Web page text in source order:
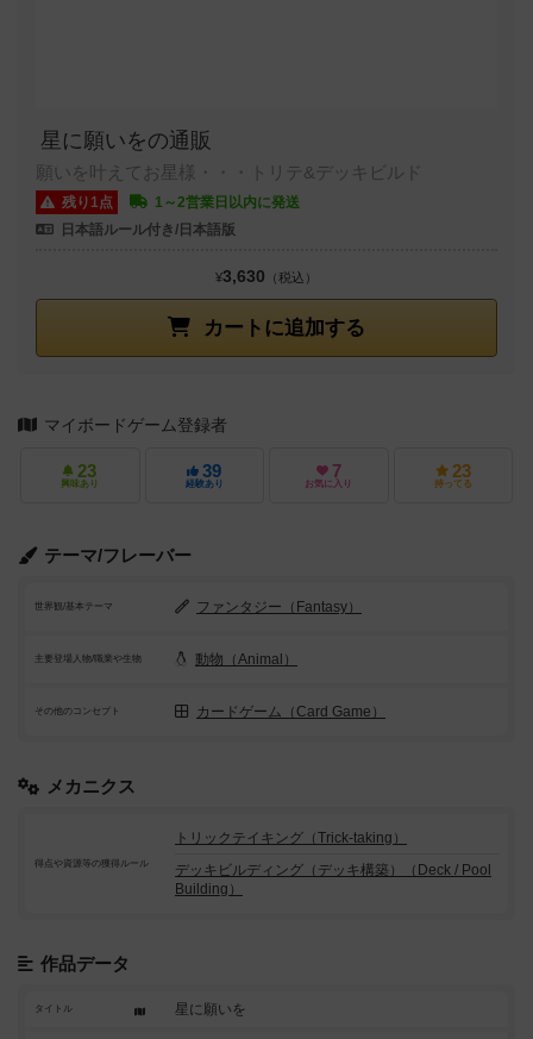
星に願いをの通販
願いを叶えてお星様・・・トリテ&デッキビルド
残り1点
1～2営業日以内に発送
日本語ルール付き/日本語版
カートに追加する
¥3,630 （税込）
マイボードゲーム登録者
23
興味あり
39
経験あり
7
お気に入り
23
持ってる
テーマ/フレーバー
世界観/基本テーマ ファンタジー（Fantasy）
主要登場人物/職業や生物 動物（Animal）
その他のコンセプト カードゲーム（Card Game）
メカニクス
得点や資源等の獲得ルール
トリックテイキング（Trick-taking）
デッキビルディング（デッキ構築）（Deck / Pool
Building）
作品データ
タイトル 星に願いを